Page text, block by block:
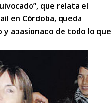
que relata el
en Córdoba, queda
apasionado de todo lo que